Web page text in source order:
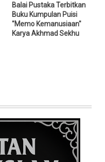
Balai Pustaka Terbitkan
Buku Kumpulan Puisi
"Memo Kemanusiaan"
Karya Akhmad Sekhu